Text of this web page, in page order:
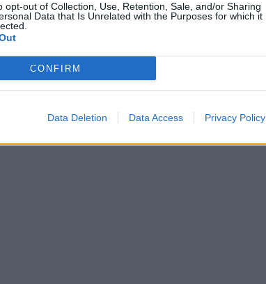
opt-out of Collection, Use, Retention, Sale, and/or Sharing
Data that Is Unrelated with the Purposes for which it
CONFIRM
Data Deletion Data Access Privacy Policy